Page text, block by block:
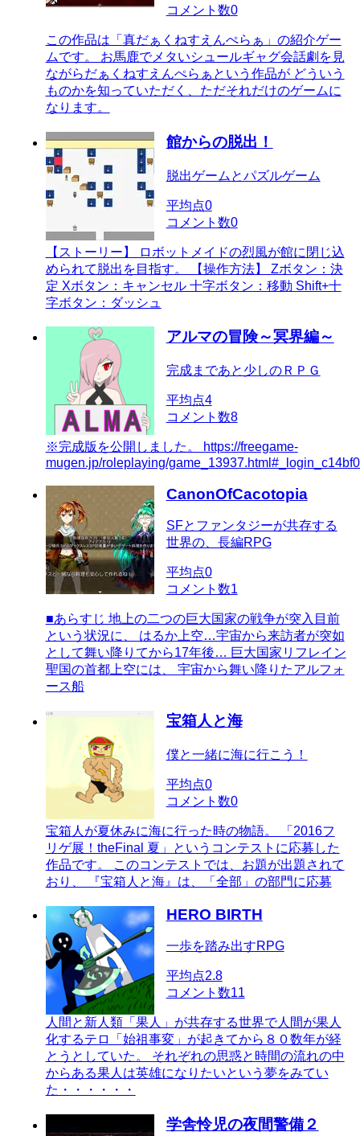
コメント数0
この作品は「真だぁくねすえんぺらぁ」の紹介ゲー
ムです。 お馬鹿でメタいシュールギャグ会話劇を見
ながらだぁくねすえんぺらぁという作品が どういう
ものかを知っていただく、ただそれだけのゲームに
なります。
館からの脱出！
脱出ゲームとパズルゲーム
平均点0
コメント数0
【ストーリー】 ロボットメイドの烈風が館に閉じ込
められて脱出を目指す。 【操作方法】 Zボタン：決
定 Xボタン：キャンセル 十字ボタン：移動 Shift+十
字ボタン：ダッシュ
アルマの冒険～冥界編～
完成まであと少しのＲＰＧ
平均点4
コメント数8
※完成版を公開しました。 https://freegame-
mugen.jp/roleplaying/
CanonOfCacotopia
SFとファンタジーが共存する
世界の、長編RPG
平均点0
コメント数1
■あらすじ 地上の二つの巨大国家の戦争が突入目前
という状況に、 はるか上空…宇宙から来訪者が突如
として舞い降りてから17年後… 巨大国家リフレイン
聖国の首都上空には、 宇宙から舞い降りたアルフォ
ース船
宝箱人と海
僕と一緒に海に行こう！
平均点0
コメント数0
宝箱人が夏休みに海に行った時の物語。 「2016フ
リゲ展！theFinal 夏」というコンテストに応募した
作品です。 このコンテストでは、お題が出題されて
おり、 『宝箱人と海』は、「全部」の部門に応募
HERO BIRTH
一歩を踏み出すRPG
平均点2.8
コメント数11
人間と新人類「果人」が共存する世界で人間が果人
化するテロ「始祖事変」が起きてから８０数年が経
とうとしていた。 それぞれの思惑と時間の流れの中
からある果人は英雄になりたいという夢をみてい
た・・・・・・
学舎怜児の夜間警備２